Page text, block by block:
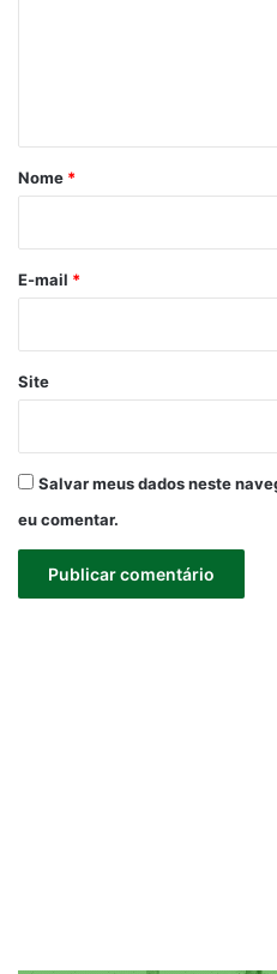
r
*
Nome *
E-mail *
Site
Salvar meus dados neste
eu comentar.